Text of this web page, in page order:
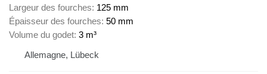
Largeur des fourches 125 mm
Épaisseur des fourches 50 mm
Volume du godet 3 m³
Allemagne, Lübeck